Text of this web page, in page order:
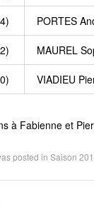
PORTES
MAUREL
VIADIEU
à Fabienne et
posted in Saison